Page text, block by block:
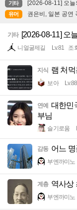
기타 [2026-08-11] 오늘
유머 권은비, 일본 공연
기타 [2026-08-11] 오
니얼굴제길 Lv.81 조
지식 램 처
보아 Lv.88
연예 대한민
부님
슬기로움
감동 어느
부엔까미노
계층 역사상
부엔까미노